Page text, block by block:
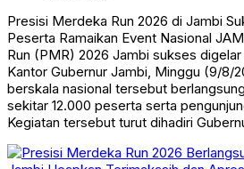
Presisi Merdeka Run 2026 di Jambi
Peserta Ramaikan Event Nasional
Run (PMR) 2026 Jambi sukses
Kantor Gubernur Jambi, Minggu (9/8/
berskala nasional tersebut
sekitar 12.000 peserta serta
Kegiatan tersebut turut dihadiri